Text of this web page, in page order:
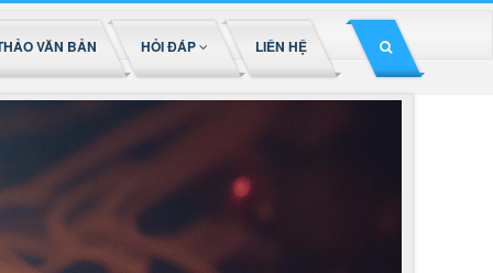
VĂN BẢN HỎI ĐÁP LIÊN HỆ